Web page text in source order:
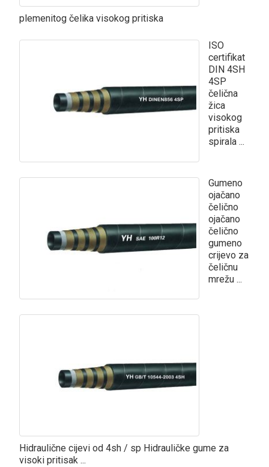
plemenitog čelika visokog pritiska
ISO
certifikat
DIN 4SH
4SP
čelična
žica
visokog
pritiska
spirala ...
Gumeno
ojačano
čelično
ojačano
čelično
gumeno
crijevo za
čeličnu
mrežu ...
Hidraulične cijevi od 4sh / sp Hidrauličke gume za
visoki pritisak ...